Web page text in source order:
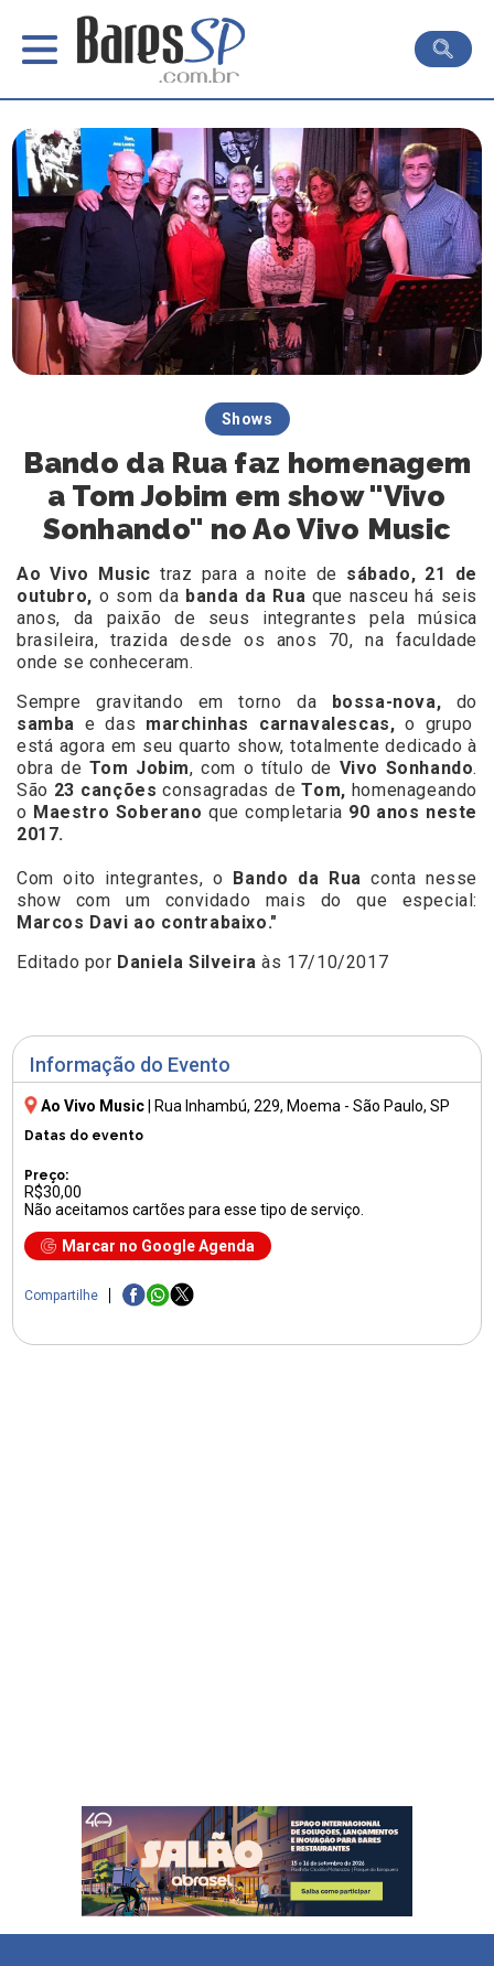
Informação do Evento
Ao Vivo Music Rua Inhambú, 229, Moema - São Paulo, SP
Datas do evento
Preço:
R$30,00
Não aceitamos cartões para esse tipo de serviço.
Marcar no Google Agenda
Compartilhe
Shows
Bando da Rua faz homenagem
a Tom Jobim em show "Vivo
Sonhando" no Ao Vivo Music
Ao Vivo Music traz para a noite de sábado, 21 de
outubro, o som da banda da Rua que nasceu há seis
anos, da paixão de seus integrantes pela música
brasileira, trazida desde os anos 70, na faculdade
onde se conheceram.
Sempre gravitando em torno da bossa-nova, do
samba e das marchinhas carnavalescas,o grupo
está agora em seu quarto show, totalmente dedicado à
obra de Tom Jobim, com o título de Vivo Sonhando.
São 23 canções consagradas deTom, homenageando
o Maestro Soberano que completaria 90 anos neste
2017.
Com oito integrantes, o Bando da Rua conta nesse
show com um convidado mais do que especial:
Marcos Davi ao contrabaixo."
Editado por Daniela Silveira às 17/10/2017